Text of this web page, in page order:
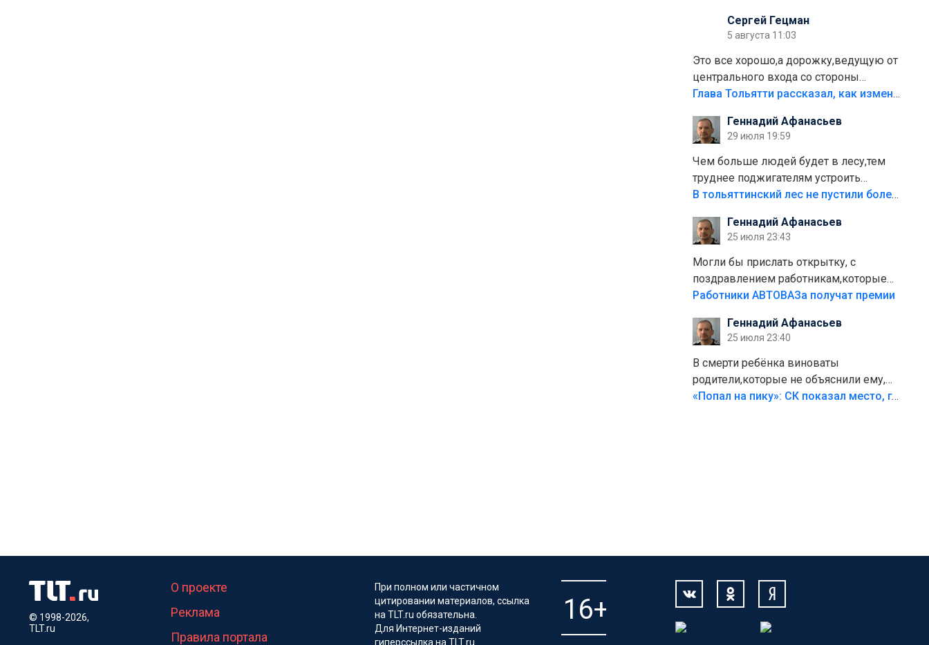
Сергей Гецман
5 августа 11:03
Это все хорошо,а дорожку,ведущую от
центрального входа со стороны
кафе"Мираж" к аттракционам слабо
плитки не хватило,т.к.осенью и зимой
лежала в парке и испортилась.Да
еще,видимо,часть украли.
Глава Тольятти рассказал, как изменится парк Центрального района
Геннадий Афанасьев
29 июля 19:59
Чем больше людей будет в лесу,тем
труднее поджигателям устроить
пожар.Тех кто разводит костры,тех
полно стоит,почему водители всё
равно едут в лес? Штрафы мизерные.
В тольяттинский лес не пустили более тысячи автомобилей
Геннадий Афанасьев
25 июля 23:43
Могли бы прислать открытку, с
поздравлением работникам,которые
больше сорока лет отработали на
Работники АВТОВАЗа получат премии
Геннадий Афанасьев
25 июля 23:40
В смерти ребёнка виноваты
родители,которые не объяснили ему,
что такое хорошо и что такое плохо!
«Попал на пику»: СК показал место, где был смертельно травмирован ребенок в Тольятти
© 1998-2026,
TLT.ru
О проекте
Реклама
Правила портала
При полном или частичном
цитировании материалов, ссылка
на TLT.ru обязательна.
Для Интернет-изданий
гиперссылка на TLT.ru